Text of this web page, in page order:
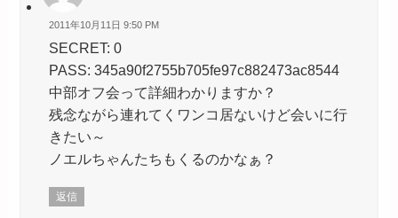
2011年10月11日 9:50 PM
SECRET: 0
PASS: 345a90f2755b705fe97c882473ac8544
中部オフ会って詳細わかりますか？
残念ながら連れてくワンコ居ないけど会いに行
きたい～
ノエルちゃんたちもくるのかなぁ？
返信